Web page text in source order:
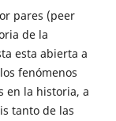
pares (peer
de la
esta abierta a
fenómenos
en la historia, a
tanto de las